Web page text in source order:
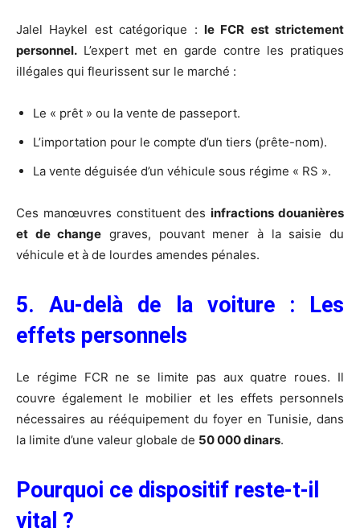
Jalel Haykel est catégorique : le FCR est strictement
personnel. L’expert met en garde contre les pratiques
illégales qui fleurissent sur le marché :
Le « prêt » ou la vente de passeport.
L’importation pour le compte d’un tiers (prête-nom).
La vente déguisée d’un véhicule sous régime « RS ».
Ces manœuvres constituent desinfractions douanières
et de change graves, pouvant mener à la saisie du
véhicule et à de lourdes amendes pénales.
5. Au-delà de la voiture : Les
effets personnels
Le régime FCR ne se limite pas aux quatre roues. Il
couvre également le mobilier et les effets personnels
nécessaires au rééquipement du foyer en Tunisie, dans
la limite d’une valeur globale de 50 000 dinars.
Pourquoi ce dispositif reste-t-il
vital ?